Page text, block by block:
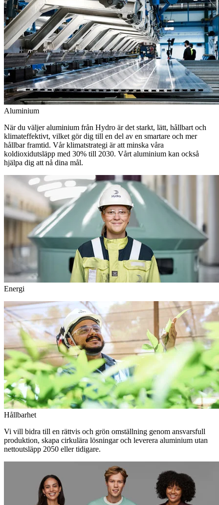
Aluminium
När du väljer aluminium från Hydro är det starkt, lätt, hållbart och
klimateffektivt, vilket gör dig till en del av en smartare och mer
hållbar framtid. Vår klimatstrategi är att minska våra
koldioxidutsläpp med 30% till 2030. Vårt aluminium kan också
hjälpa dig att nå dina mål.
Energi
Hållbarhet
Vi vill bidra till en rättvis och grön omställning genom ansvarsfull
produktion, skapa cirkulära lösningar och leverera aluminium utan
nettoutsläpp 2050 eller tidigare.